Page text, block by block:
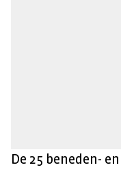
De 25 beneden-